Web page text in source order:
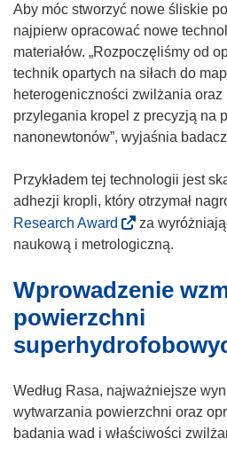
w
m
k
e
w
y
Aby móc stworzyć nowe śliskie
najpierw opracować nowe
materiałów. „Rozpoczęliśmy od
technik opartych na siłach do
heterogeniczności zwilżania oraz
przylegania kropel z precyzją na
nanonewtonów”, wyjaśnia
Przykładem tej technologii jest
adhezji kropli, który otrzymał
Research Award
o
n
ś
n
k
o
t
za
naukową i metrologiczną.
Wprowadzenie
powierzchni
Według Rasa, najważniejsze
wytwarzania powierzchni oraz
badania wad i właściwości